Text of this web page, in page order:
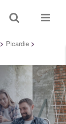
Toggle
search
Toggle
> Picardie >